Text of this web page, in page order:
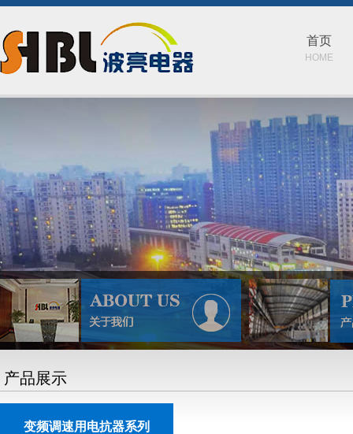
首页
HOME
产品展示
变频调速用电抗器系列